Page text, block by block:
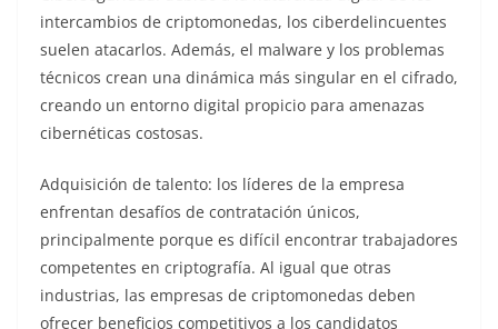
intercambios de criptomonedas, los ciberdelincuentes
suelen atacarlos. Además, el malware y los problemas
técnicos crean una dinámica más singular en el cifrado,
creando un entorno digital propicio para amenazas
cibernéticas costosas.
Adquisición de talento: los líderes de la empresa
enfrentan desafíos de contratación únicos,
principalmente porque es difícil encontrar trabajadores
competentes en criptografía. Al igual que otras
industrias, las empresas de criptomonedas deben
ofrecer beneficios competitivos a los candidatos